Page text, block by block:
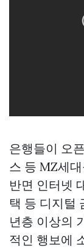
은행들이 오
스 등 MZ세
반면 인터넷
택 등 디지털
년층 이상의
적인 행보에